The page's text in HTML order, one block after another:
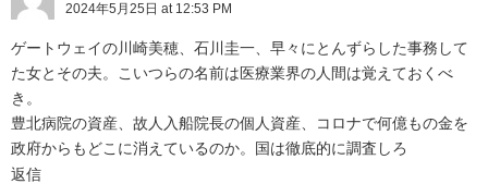
2024年5月25日 at 12:53 PM
ゲートウェイの川崎美穂、石川圭一、早々にとんずらした事務して
た女とその夫。こいつらの名前は医療業界の人間は覚えておくべ
き。
豊北病院の資産、故人入船院長の個人資産、コロナで何億もの金を
政府からもどこに消えているのか。国は徹底的に調査しろ
返信